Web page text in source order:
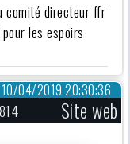
comité directeur ffr
les espoirs
10/04/2019 20:30:36
Site web